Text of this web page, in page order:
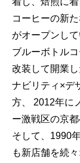
コーヒーの新
がオープンして
ブルーボトル
改装して開業
ナビリティ×デ
方、 2012年に
ー激戦区の京都
そして、1990
も新店舗を続々